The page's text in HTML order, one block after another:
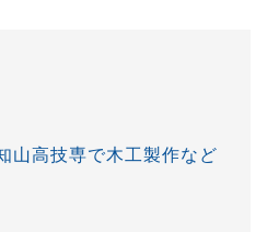
山高技専で木工製作など